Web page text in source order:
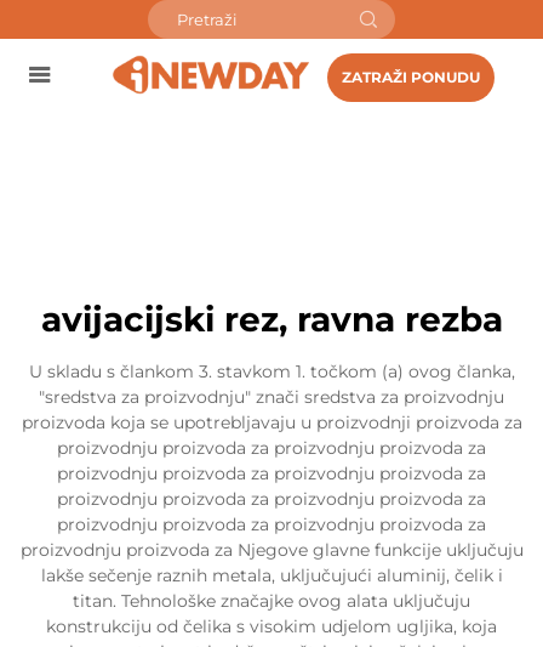
ZATRAŽI PONUDU
avijacijski rez, ravna rezba
U skladu s člankom 3. stavkom 1. točkom (a) ovog članka,
"sredstva za proizvodnju" znači sredstva za proizvodnju
proizvoda koja se upotrebljavaju u proizvodnji proizvoda za
proizvodnju proizvoda za proizvodnju proizvoda za
proizvodnju proizvoda za proizvodnju proizvoda za
proizvodnju proizvoda za proizvodnju proizvoda za
proizvodnju proizvoda za proizvodnju proizvoda za
proizvodnju proizvoda za Njegove glavne funkcije uključuju
lakše sečenje raznih metala, uključujući aluminij, čelik i
titan. Tehnološke značajke ovog alata uključuju
konstrukciju od čelika s visokim udjelom ugljika, koja